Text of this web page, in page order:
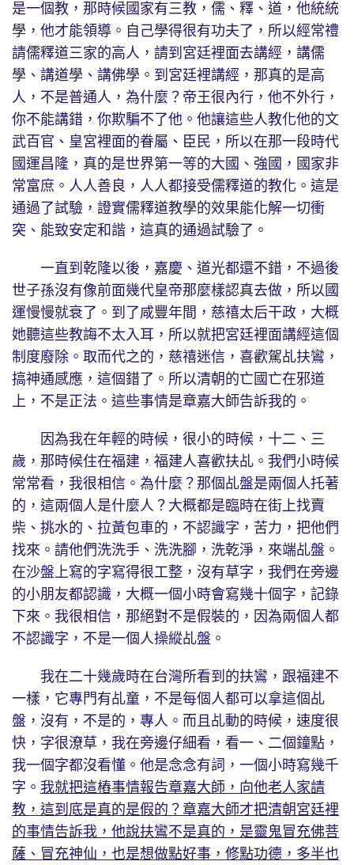
是一個教，那時候國家有三教，儒、釋、道，他統統
學，他才能領導。自己學得很有功夫了，所以經常禮
請儒釋道三家的高人，請到宮廷裡面去講經，講儒
學、講道學、講佛學。到宮廷裡講經，那真的是高
人，不是普通人，為什麼？帝王很內行，他不外行，
你不能講錯，你欺騙不了他。他讓這些人教化他的文
武百官、皇宮裡面的眷屬、臣民，所以在那一段時代
國運昌隆，真的是世界第一等的大國、強國，國家非
常富庶。人人善良，人人都接受儒釋道的教化。這是
通過了試驗，證實儒釋道教學的效果能化解一切衝
突、能致安定和諧，這真的通過試驗了。
一直到乾隆以後，嘉慶、道光都還不錯，不過後
世子孫沒有像前面幾代皇帝那麼樣認真去做，所以國
運慢慢就衰了。到了咸豐年間，慈禧太后干政，大概
她聽這些教誨不太入耳，所以就把宮廷裡面講經這個
制度廢除。取而代之的，慈禧迷信，喜歡駕乩扶鸞，
搞神通感應，這個錯了。所以清朝的亡國亡在邪道
上，不是正法。這些事情是章嘉大師告訴我的。
因為我在年輕的時候，很小的時候，十二、三
歲，那時候住在福建，福建人喜歡扶乩。我們小時候
常常看，我很相信。為什麼？那個乩盤是兩個人托著
的，這兩個人是什麼人？大概都是臨時在街上找賣
柴、挑水的、拉黃包車的，不認識字，苦力，把他們
找來。請他們洗洗手、洗洗腳，洗乾淨，來端乩盤。
在沙盤上寫的字寫得很工整，沒有草字，我們在旁邊
的小朋友都認識，大概一個小時會寫幾十個字，記錄
下來。我很相信，那絕對不是假裝的，因為兩個人都
不認識字，不是一個人操縱乩盤。
我在二十幾歲時在台灣所看到的扶鸞，跟福建不
一樣，它專門有乩童，不是每個人都可以拿這個乩
盤，沒有，不是的，專人。而且乩動的時候，速度很
快，字很潦草，我在旁邊仔細看，看一、二個鐘點，
我一個字都沒看懂。他是念念有詞，一個小時寫幾千
字。 我就把這樁事情報告章嘉大師，向他老人家請
教，這到底是真的是假的？章嘉大師才把清朝宮廷裡
的事情告訴我，他說扶鸞不是真的，是靈鬼冒充佛菩
薩、冒充神仙，也是想做點好事，修點功德，多半也